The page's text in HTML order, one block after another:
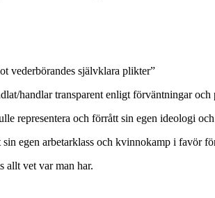
vederbörandes självklara plikter”
handlar transparent enligt förväntningar
representera och förrått sin egen ideologi
egen arbetarklass och kvinnokamp i favör
allt vet var man har.